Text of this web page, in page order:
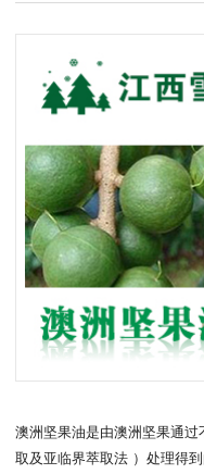
澳洲坚果油是由澳洲坚果通
取及亚临界萃取法 ）处理得到